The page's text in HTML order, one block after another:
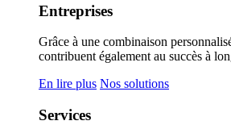
Entreprises
Grâce à une combinaison
contribuent également au succès à
En lire plus Nos solutions
Services